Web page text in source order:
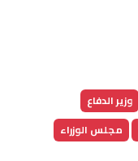
وزير الدفاع
مجلس الوزراء